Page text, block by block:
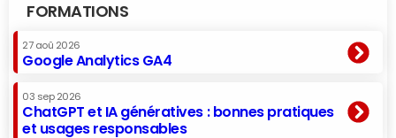
FORMATIONS
27 aoû 2026
Google Analytics GA4
03 sep 2026
ChatGPT et IA génératives : bonnes pratiques
et usages responsables